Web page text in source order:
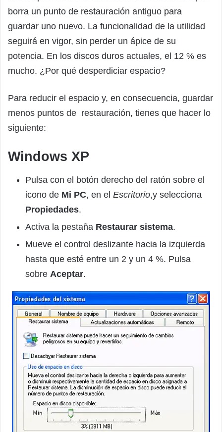
borra un punto de restauración antiguo para
guardar uno nuevo. La funcionalidad de la utilidad
seguirá en vigor, sin perder un ápice de su
potencia. En los discos duros actuales, el 12 % es
mucho. ¿Por qué desperdiciar espacio?
Para reducir el espacio y, en consecuencia, guardar
menos puntos de restauración, tienes que hacer lo
siguiente:
Windows XP
Pulsa con el botón derecho del ratón sobre el
icono de Mi PC, en el Escritorio,y selecciona
Propiedades.
Activa la pestaña Restaurar sistema.
Mueve el control deslizante hacia la izquierda
hasta que esté entre un 2 y un 4 %. Pulsa
sobre Aceptar.